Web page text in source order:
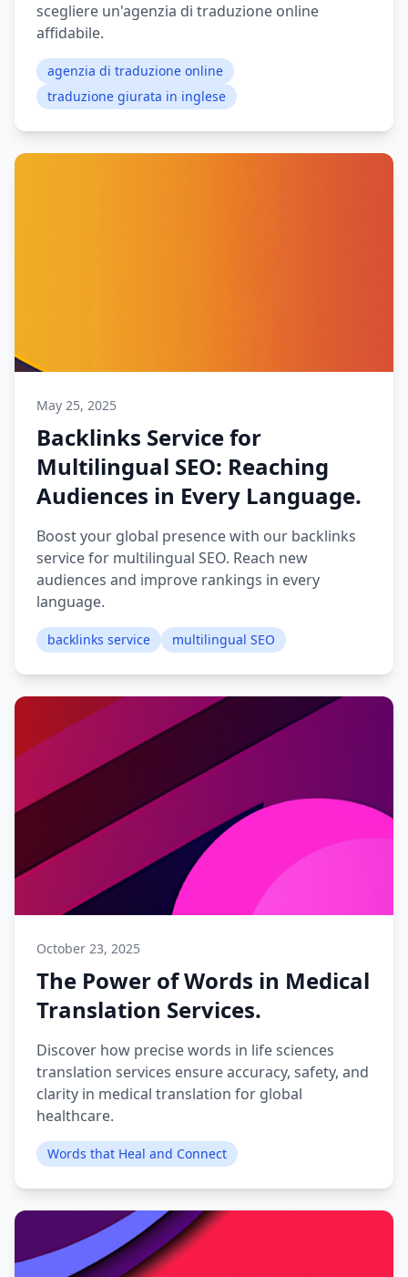
scegliere un'agenzia di traduzione online
affidabile.
agenzia di traduzione online
traduzione giurata in inglese
May 25, 2025
Backlinks Service for
Multilingual SEO: Reaching
Audiences in Every Language.
Boost your global presence with our backlinks
service for multilingual SEO. Reach new
audiences and improve rankings in every
language.
backlinks service multilingual SEO
October 23, 2025
The Power of Words in Medical
Translation Services.
Discover how precise words in life sciences
translation services ensure accuracy, safety, and
clarity in medical translation for global
healthcare.
Words that Heal and Connect